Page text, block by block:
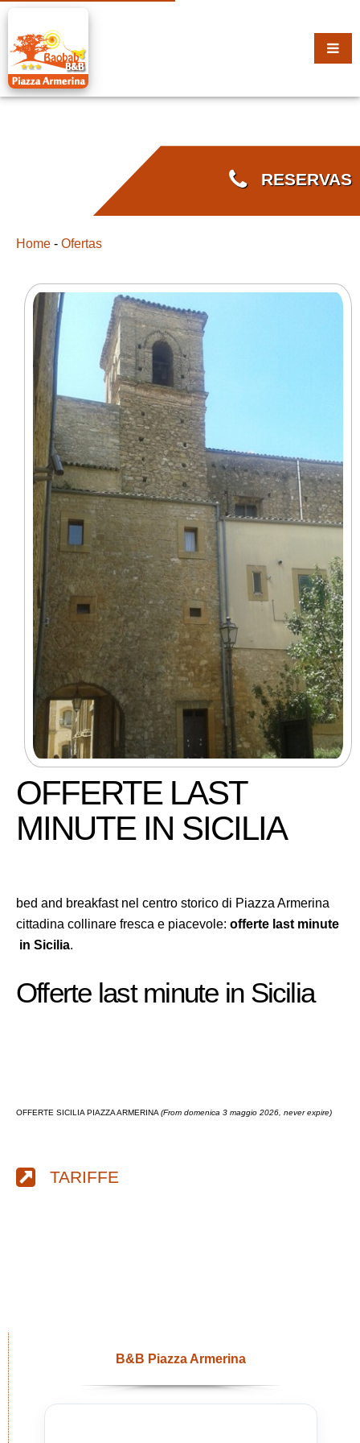
RESERVAS
Home - Ofertas
OFFERTE LAST
MINUTE IN SICILIA
bed and breakfast nel centro storico di Piazza Armerina
cittadina collinare fresca e piacevole: offerte last minute
in Sicilia.
Offerte last minute in Sicilia
OFFERTE SICILIA PIAZZA ARMERINA (From domenica 3 maggio 2026, never expire)
TARIFFE
B&B Piazza Armerina